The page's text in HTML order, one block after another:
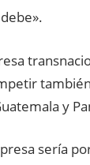
y
sería